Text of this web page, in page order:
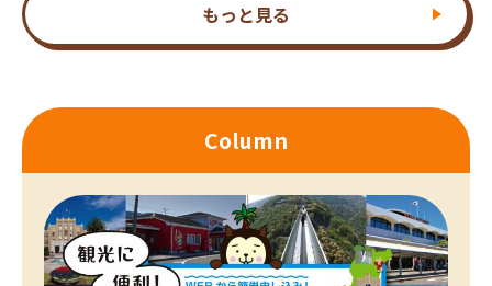
もっと見る
Column